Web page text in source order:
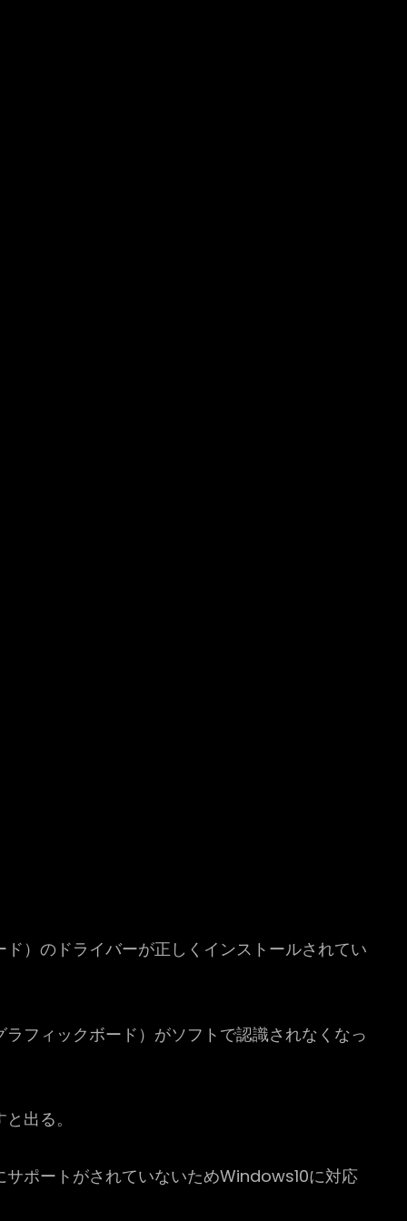
）のドライバーが正しくインストールされてい
フィックボード）がソフトで認識されなくなっ
出る。
ポートがされていないためWindows10に対応